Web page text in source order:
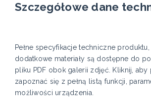
Szczegółowe dane
Pełne specyfikacje techniczne
dodatkowe materiały są dostępne do
pliku PDF obok galerii zdjęć. Kliknij, aby
zapoznać się z pełną listą funkcji,
możliwości urządzenia.